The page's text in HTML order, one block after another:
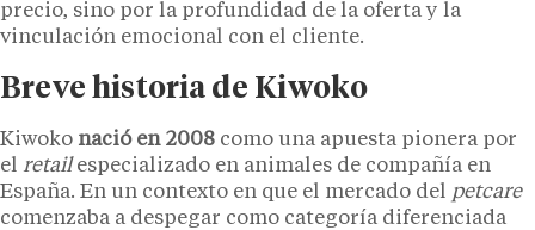
precio, sino por la profundidad de la oferta y la
vinculación emocional con el cliente.
Breve historia de Kiwoko
Kiwoko nació en 2008 como una apuesta pionera por
el retailespecializado en animales de compañía en
España. En un contexto en que el mercado del petcare
comenzaba a despegar como categoría diferenciada